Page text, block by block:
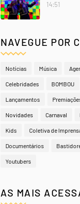
14:51
NAVEGUE POR
Notícias Música
Celebridades BOMBOU
Lançamentos
Novidades Carnaval
Kids Coletiva de
Documentários
Youtubers
AS MAIS